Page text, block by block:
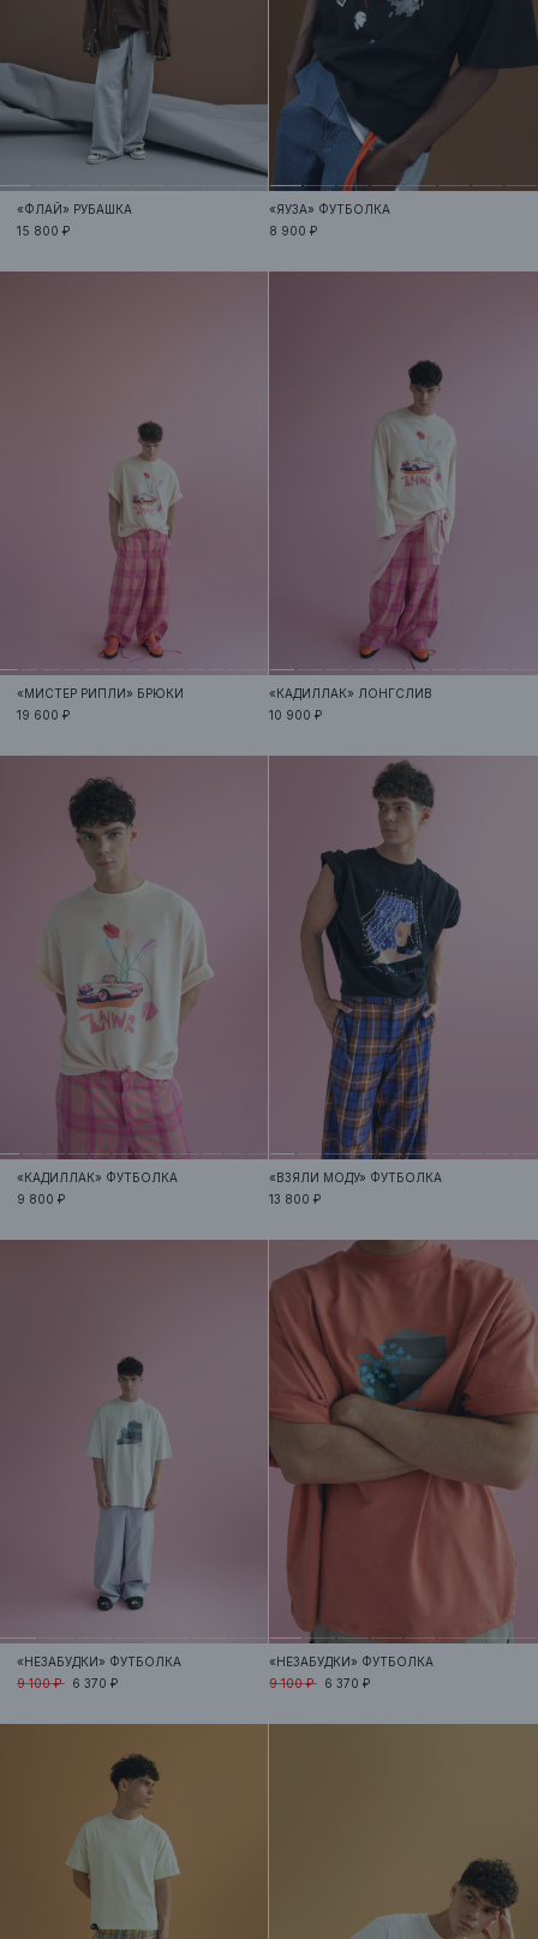
«ФЛАЙ» РУБАШКА
15 800 ₽
«ЯУЗА» ФУТБОЛКА
8 900 ₽
«МИСТЕР РИПЛИ» БРЮКИ
19 600 ₽
«КАДИЛЛАК» ЛОНГСЛИВ
10 900 ₽
«КАДИЛЛАК» ФУТБОЛКА
9 800 ₽
«ВЗЯЛИ МОДУ» ФУТБОЛКА
13 800 ₽
«НЕЗАБУДКИ» ФУТБОЛКА
9 100 ₽ 6 370 ₽
«НЕЗАБУДКИ» ФУТБОЛКА
9 100 ₽ 6 370 ₽